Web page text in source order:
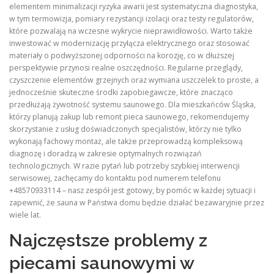
elementem minimalizacji ryzyka awarii jest systematyczna diagnostyka,
w tym termowizja, pomiary rezystancji izolacji oraz testy regulatorów,
które pozwalają na wczesne wykrycie nieprawidłowości. Warto także
inwestować w modernizację przyłącza elektrycznego oraz stosować
materiały o podwyższonej odporności na korozję, co w dłuższej
perspektywie przynosi realne oszczędności. Regularne przeglądy,
czyszczenie elementów grzejnych oraz wymiana uszczelek to proste, a
jednocześnie skuteczne środki zapobiegawcze, które znacząco
przedłużają żywotność systemu saunowego. Dla mieszkańców Śląska,
którzy planują zakup lub remont pieca saunowego, rekomendujemy
skorzystanie z usług doświadczonych specjalistów, którzy nie tylko
wykonają fachowy montaż, ale także przeprowadzą kompleksową
diagnozę i doradzą w zakresie optymalnych rozwiązań
technologicznych. W razie pytań lub potrzeby szybkiej interwencji
serwisowej, zachęcamy do kontaktu pod numerem telefonu
+48570933114 – nasz zespół jest gotowy, by pomóc w każdej sytuacji i
zapewnić, że sauna w Państwa domu będzie działać bezawaryjnie przez
wiele lat.
Najczęstsze problemy z
piecami saunowymi w